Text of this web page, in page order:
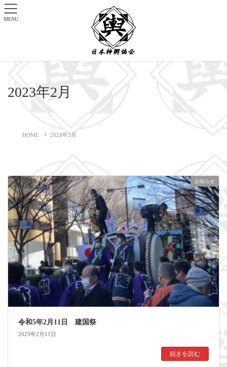
2023年2月
HOME 2023年2月
お知らせ
令和5年2月11日 建国祭
2023年2月11日
続きを読む
MENU